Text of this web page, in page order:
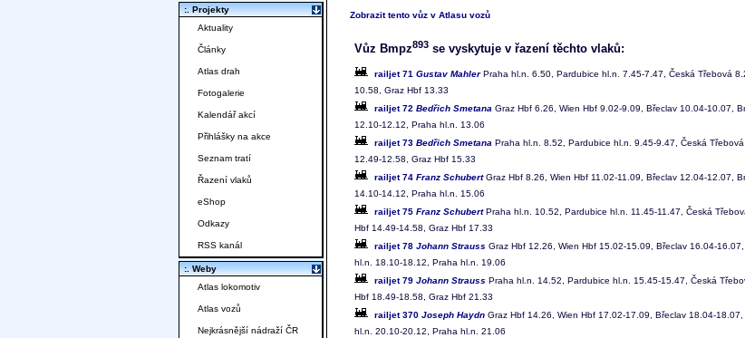
Zobrazit tento vůz v Atlasu vozů
Vůz Bmpz893 se vyskytuje v řazení těchto vlaků:
railjet 71 Gustav MahlerPraha hl.n. 6.50, Pardubice hl.n. 7.45-7.47, Česká Třebová
10.58, Graz Hbf 13.33
railjet 72 Bedřich Smetana Graz Hbf 6.26, Wien Hbf 9.02-9.09, Břeclav 10.04-10.07,
12.10-12.12, Praha hl.n. 13.06
railjet 73 Bedřich Smetana Praha hl.n. 8.52, Pardubice hl.n. 9.45-9.47, Česká
12.49-12.58, Graz Hbf 15.33
railjet 74 Franz SchubertGraz Hbf 8.26, Wien Hbf 11.02-11.09, Břeclav 12.04-12.07,
14.10-14.12, Praha hl.n. 15.06
railjet 75 Franz SchubertPraha hl.n. 10.52, Pardubice hl.n. 11.45-11.47, Česká
Hbf 14.49-14.58, Graz Hbf 17.33
railjet 78 Johann Strauss Graz Hbf 12.26, Wien Hbf 15.02-15.09, Břeclav 16.04-
hl.n. 18.10-18.12, Praha hl.n. 19.06
railjet 79 Johann Strauss Praha hl.n. 14.52, Pardubice hl.n. 15.45-15.47, Česká
Hbf 18.49-18.58, Graz Hbf 21.33
railjet 370 Joseph Haydn Graz Hbf 14.26, Wien Hbf 17.02-17.09, Břeclav 18.04-
hl.n. 20.10-20.12, Praha hl.n. 21.06
:. Projekty
Aktuality
Články
Atlas drah
Fotogalerie
Kalendář akcí
Přihlášky na akce
Seznam tratí
Řazení vlaků
eShop
Odkazy
RSS kanál
:. Weby
Atlas lokomotiv
Atlas vozů
Nejkrásnější nádraží ČR